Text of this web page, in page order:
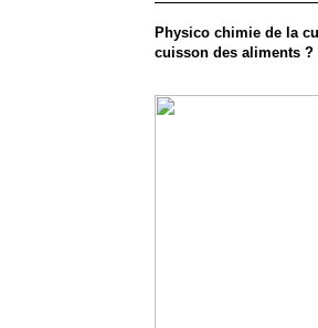
Physico chimie de la
cuisson des aliments ?